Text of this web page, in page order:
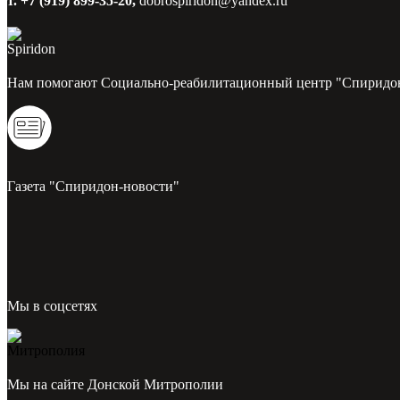
Нам помогают Социально-реабилитационный центр
Газета "Спиридон-новости"
Мы в соцсетях
Мы на сайте Донской Митрополии